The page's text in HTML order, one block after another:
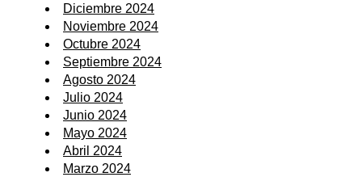
Diciembre 2024
Noviembre 2024
Octubre 2024
Septiembre 2024
Agosto 2024
Julio 2024
Junio 2024
Mayo 2024
Abril 2024
Marzo 2024